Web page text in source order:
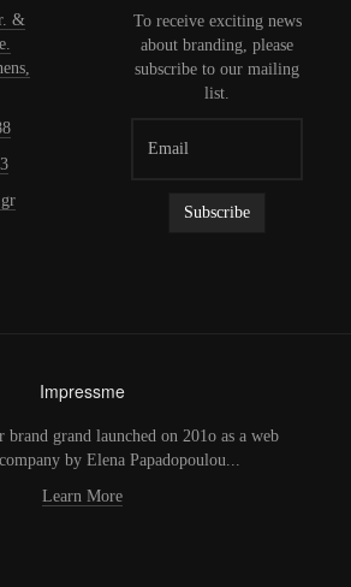
&
To receive exciting news
about branding, please
subscribe to our mailing
list.
Impressme
brand grand launched on 201o as a web
by Elena Papadopoulou...
Learn More